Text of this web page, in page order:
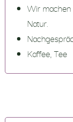
Wir
Natur.
Kaffee, Tee